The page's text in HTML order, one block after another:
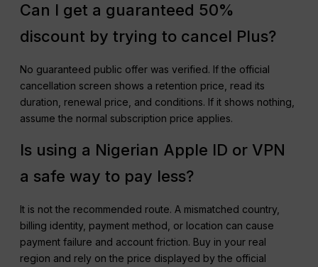
Can I get a guaranteed 50%
discount by trying to cancel Plus?
No guaranteed public offer was verified. If the official
cancellation screen shows a retention price, read its
duration, renewal price, and conditions. If it shows nothing,
assume the normal subscription price applies.
Is using a Nigerian Apple ID or VPN
a safe way to pay less?
It is not the recommended route. A mismatched country,
billing identity, payment method, or location can cause
payment failure and account friction. Buy in your real
region and rely on the price displayed by the official